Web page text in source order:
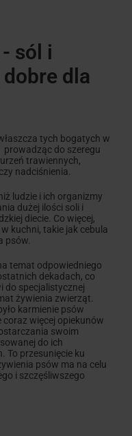
sól i
dla
tych bogatych w
prowadząc do szeregu
trawiennych,
nadciśnienia.
ludzie i ich organizmy
dużej ilości soli i
diecie. Co więcej,
kuchni, takie jak cebula
psów.
temat odpowiedniego
dekadach, co
do specjalistycznej
żywienia zwierząt.
karmienie psów
coraz więcej opiekunów
swoim
do ich
To przesunięcie ku
psów ma na celu
i szczęśliwszego